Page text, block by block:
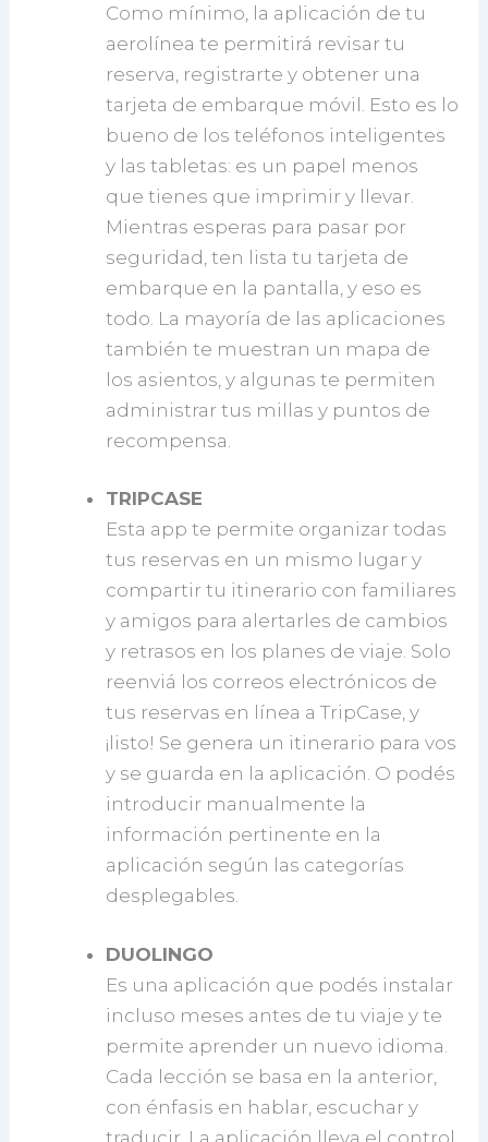
Como mínimo, la aplicación de tu
aerolínea te permitirá revisar tu
reserva, registrarte y obtener una
tarjeta de embarque móvil. Esto es lo
bueno de los teléfonos inteligentes
y las tabletas: es un papel menos
que tienes que imprimir y llevar.
Mientras esperas para pasar por
seguridad, ten lista tu tarjeta de
embarque en la pantalla, y eso es
todo. La mayoría de las aplicaciones
también te muestran un mapa de
los asientos, y algunas te permiten
administrar tus millas y puntos de
recompensa.
TRIPCASE
Esta app te permite organizar todas
tus reservas en un mismo lugar y
compartir tu itinerario con familiares
y amigos para alertarles de cambios
y retrasos en los planes de viaje. Solo
reenviá los correos electrónicos de
tus reservas en línea a TripCase, y
¡listo! Se genera un itinerario para vos
y se guarda en la aplicación. O podés
introducir manualmente la
información pertinente en la
aplicación según las categorías
desplegables.
DUOLINGO
Es una aplicación que podés instalar
incluso meses antes de tu viaje y te
permite aprender un nuevo idioma.
Cada lección se basa en la anterior,
con énfasis en hablar, escuchar y
traducir. La aplicación lleva el control